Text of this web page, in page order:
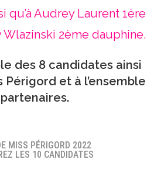
qu’à Audrey Laurent 1ère
2ème dauphine.
des 8 candidates ainsi
Périgord et à l’ensemble
MISS PÉRIGORD 2022
LES 10 CANDIDATES